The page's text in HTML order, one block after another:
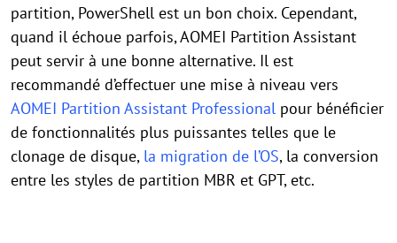
partition, PowerShell est un bon choix. Cependant,
quand il échoue parfois, AOMEI Partition Assistant
peut servir à une bonne alternative. Il est
recommandé d’effectuer une mise à niveau vers
AOMEI Partition Assistant Professional pour bénéficier
de fonctionnalités plus puissantes telles que le
clonage de disque, la migration de l’OS, la conversion
entre les styles de partition MBR et GPT, etc.